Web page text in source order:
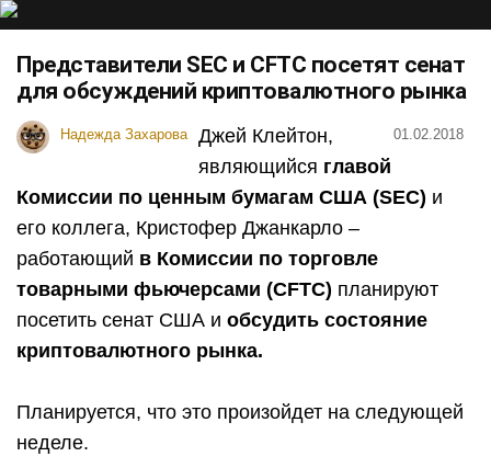
Представители SEC и CFTC посетят сенат
для обсуждений криптовалютного рынка
Надежда Захарова 01.02.2018
Джей Клейтон,
являющийся главой
Комиссии по ценным бумагам США (SEC) и
его коллега, Кристофер Джанкарло –
работающий в Комиссии по торговле
товарными фьючерсами (CFTC) планируют
посетить сенат США и обсудить состояние
криптовалютного рынка.
Планируется, что это произойдет на следующей
неделе.